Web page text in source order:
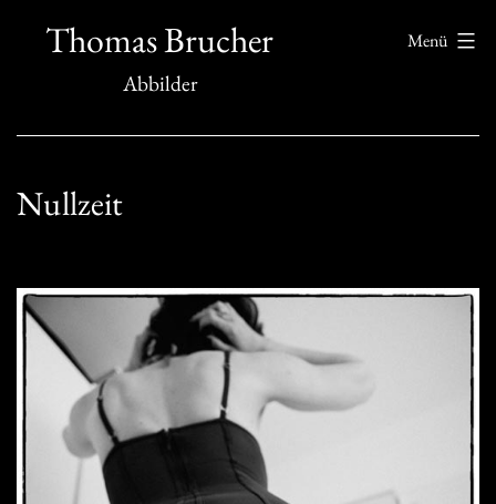
InhaltThomas Brucher
Abbilder
Menü
Nullzeit